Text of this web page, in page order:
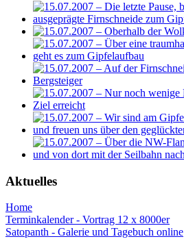
Aktuelles
Home
Terminkalender - Vortrag 12 x 8000er
Satopanth - Galerie und Tagebuch online